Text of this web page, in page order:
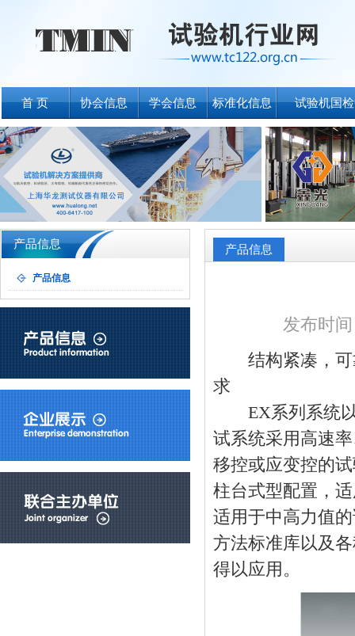
首 页 协会信息 学会信息 标准化信息 试验机国
产品信息
产品信息
产品信息
发布时
结构紧凑，可
求
EX系列系统以
试系统采用高速
移控或应变控的
柱台式型配置，
适用于中高力值
方法标准库以及
得以应用。